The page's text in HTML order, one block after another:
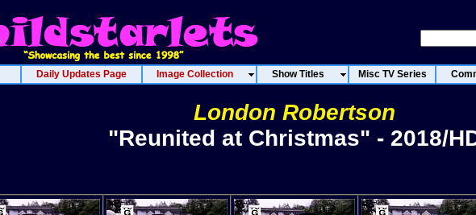
Daily Updates Page Image Collection Show Titles Misc TV Series
London Robertson
"Reunited at Christmas" - 2018/